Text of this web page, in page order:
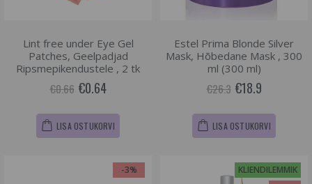
Lint free under Eye Gel
Patches, Geelpadjad
Ripsmepikendustele , 2 tk
€0.66 €0.64
LISA OSTUKORVI
Estel Prima Blonde Silver
Mask, Hõbedane Mask , 300
ml (300 ml)
€26.3 €18.9
LISA OSTUKORVI
-3%
KLIENDILEMMIK